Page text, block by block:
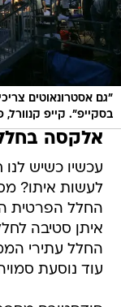
"גם אסטרונאוטים
בסקייפ". קייפ קנוורל,
אלקסה
עכשיו כשיש
לעשות איתו?
החלל הפרטית
איתן סטיבה
עוד נוסעת